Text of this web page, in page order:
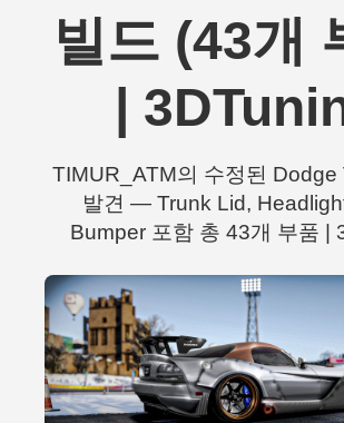
빌드 (43개
|
TIMUR_ATM의 수정된 Dodge
발견 — Trunk Lid,
Bumper 포함 총 43개 부품 |